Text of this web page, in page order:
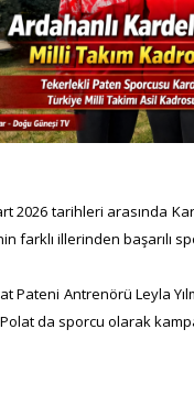
2026 tarihleri arasında
farklı illerinden başarılı
Pateni Antrenörü Leyla
da sporcu olarak